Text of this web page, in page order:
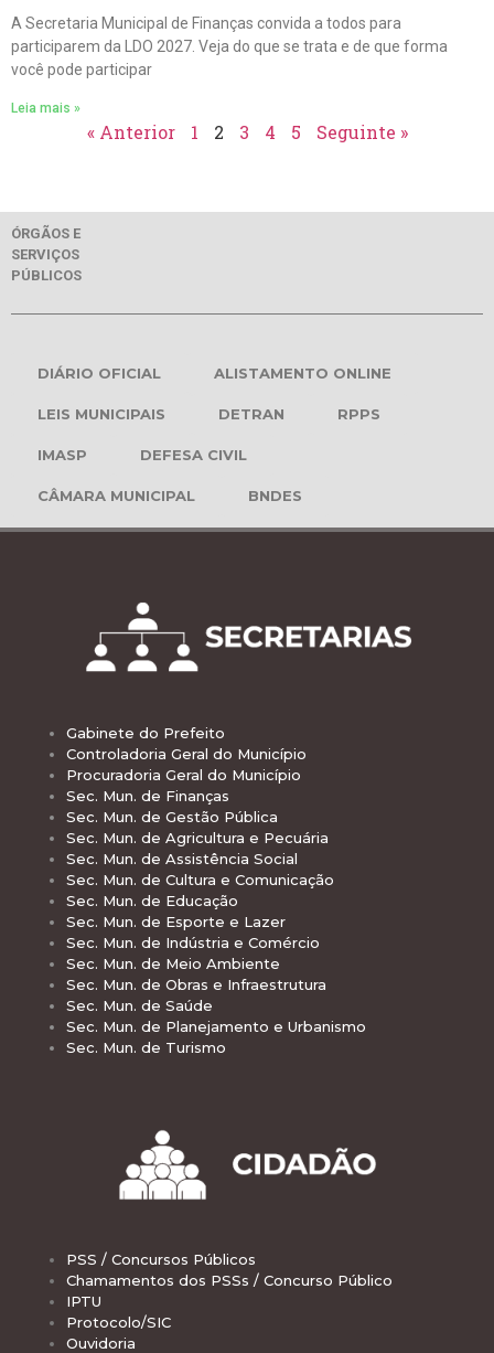
A Secretaria Municipal de Finanças convida a todos para
participarem da LDO 2027. Veja do que se trata e de que forma
você pode participar
Leia mais »
« Anterior 1 2 3 4 5 Seguinte »
ÓRGÃOS E
SERVIÇOS
PÚBLICOS
DIÁRIO OFICIAL ALISTAMENTO ONLINE
LEIS MUNICIPAIS DETRAN RPPS
IMASP DEFESA CIVIL
CÂMARA MUNICIPAL BNDES
Gabinete do Prefeito
Controladoria Geral do Município
Procuradoria Geral do Município
Sec. Mun. de Finanças
Sec. Mun. de Gestão Pública
Sec. Mun. de Agricultura e Pecuária
Sec. Mun. de Assistência Social
Sec. Mun. de Cultura e Comunicação
Sec. Mun. de Educação
Sec. Mun. de Esporte e Lazer
Sec. Mun. de Indústria e Comércio
Sec. Mun. de Meio Ambiente
Sec. Mun. de Obras e Infraestrutura
Sec. Mun. de Saúde
Sec. Mun. de Planejamento e Urbanismo
Sec. Mun. de Turismo
PSS / Concursos Públicos
Chamamentos dos PSSs / Concurso Público
IPTU
Protocolo/SIC
Ouvidoria